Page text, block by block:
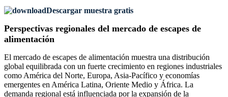
Descargar muestra gratis
Perspectivas regionales del mercado de escapes de
alimentación
El mercado de escapes de alimentación muestra una distribución
global equilibrada con un fuerte crecimiento en regiones industriales
como América del Norte, Europa, Asia-Pacífico y economías
emergentes en América Latina, Oriente Medio y África. La
demanda regional está influenciada por la expansión de la